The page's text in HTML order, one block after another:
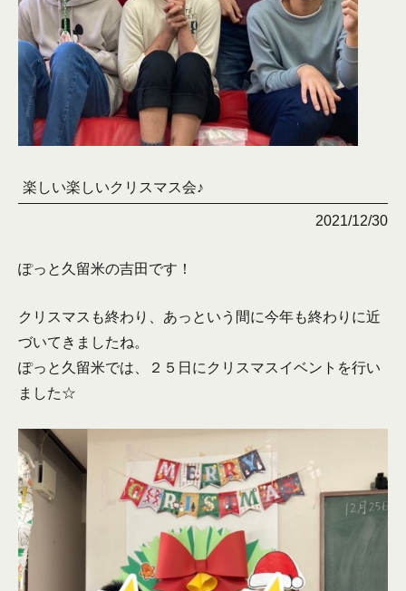
楽しい楽しいクリスマス会♪
2021/12/30
ぽっと久留米の吉田です！
クリスマスも終わり、あっという間に今年も終わりに近
づいてきましたね。
ぽっと久留米では、２５日にクリスマスイベントを行い
ました☆